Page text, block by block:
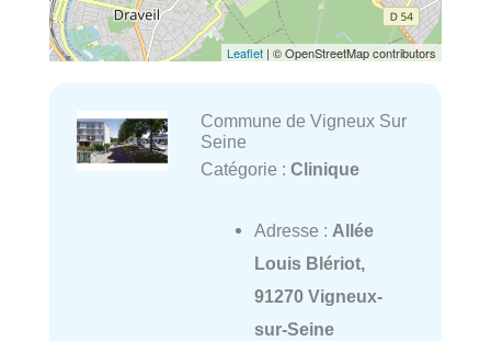
Leaflet | © OpenStreetMap contributors
Commune de Vigneux Sur
Seine
Catégorie : Clinique
Adresse : Allée
Louis Blériot,
91270 Vigneux-
sur-Seine